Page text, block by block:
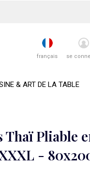
& ART DE LA TABLE
français se
Thaï Pliable
-